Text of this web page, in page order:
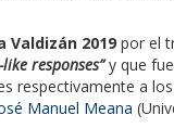
Valdizán 2019 por el
responses” y que
respectivamente a
Manuel Meana